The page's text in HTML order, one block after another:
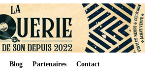
Blog Partenaires Contact